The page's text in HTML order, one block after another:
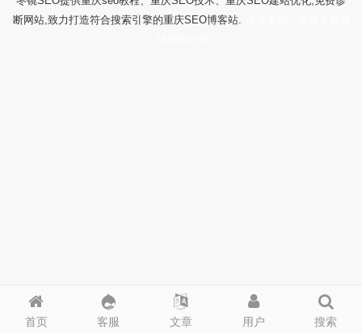
首页 客服 文章 用户 搜索
断网站,致力打造符合搜索引擎的重庆SEO博客站.